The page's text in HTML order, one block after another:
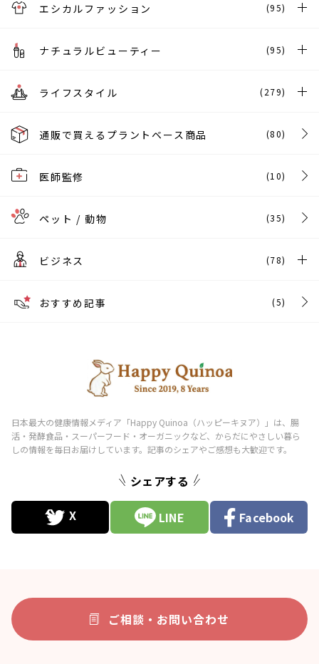
エシカルファッション (95)
ナチュラルビューティー (95)
ライフスタイル (279)
通販で買えるプラントベース商品 (80)
医師監修 (10)
ペット / 動物 (35)
ビジネス (78)
おすすめ記事 (5)
シェアする
LINE Facebook
ご相談・お問い合わせ